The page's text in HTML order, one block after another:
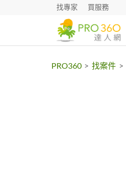
找專家 買服務
PRO360 > 找案件 >